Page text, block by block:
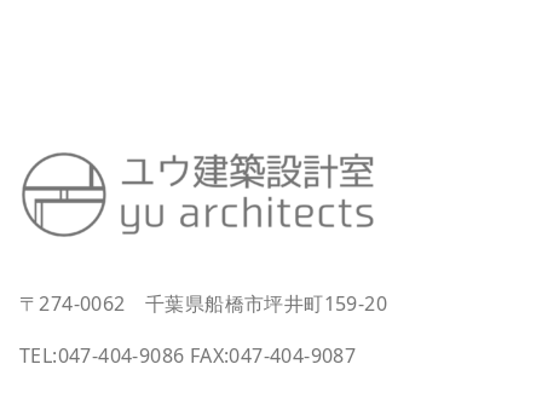
〒274-0062 千葉県船橋市坪井町159-20
TEL:047-404-9086 FAX:047-404-9087